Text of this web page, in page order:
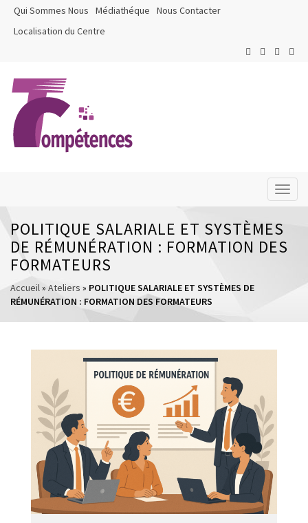
Qui Sommes Nous Médiathéque
Nous Contacter
Localisation du Centre
POLITIQUE SALARIALE ET SYSTÈMES
DE RÉMUNÉRATION : FORMATION DES
FORMATEURS
Accueil» Ateliers » POLITIQUE SALARIALE ET SYSTÈMES DE
RÉMUNÉRATION : FORMATION DES FORMATEURS